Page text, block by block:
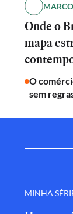
Onde o
mapa
O
sem
MINHA